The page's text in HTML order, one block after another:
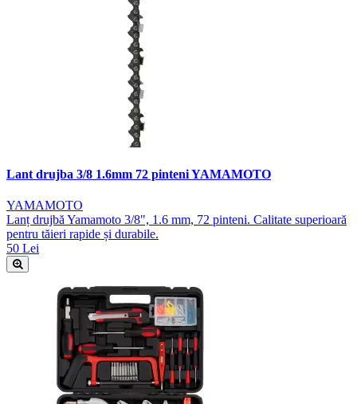
Lant drujba 3/8 1.6mm 72 pinteni YAMAMOTO
YAMAMOTO
Lanț drujbă Yamamoto 3/8", 1.6 mm, 72 pinteni. Calitate superioară
pentru tăieri rapide și durabile.
50 Lei